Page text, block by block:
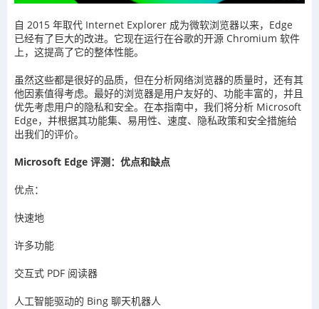
自 2015 年取代 Internet Explorer 成为微软浏览器以来，Edge
已经有了巨大的改进。它现在运行在谷歌的开源 Chromium 软件
上，这提高了它的整体性能。
虽然这些都是很好的品质，但在分析网络浏览器的质量时，还有其
他因素值得考虑。最好的浏览器是用户友好的、功能丰富的，并且
优先考虑用户的隐私和安全。在本指南中，我们将分析 Microsoft
Edge，并根据其功能集、易用性、速度、隐私政策和安全措施给
出我们的评价。
Microsoft Edge 评测：优点和缺点
优点：
快速地
许多功能
交互式 PDF 阅读器
人工智能驱动的 Bing 聊天机器人